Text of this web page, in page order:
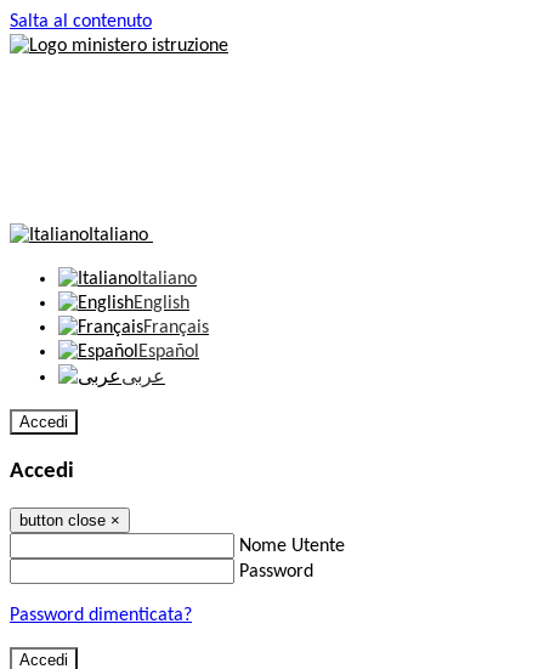
Salta al contenuto
Italiano
Italiano
English
Français
Español
عربى
Accedi
Accedi
button close ×
Nome Utente
Password
Password dimenticata?